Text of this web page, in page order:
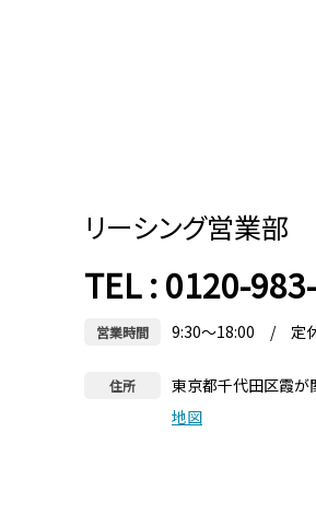
リーシング営業部
TEL : 0120-
営業時間 9:30～18:00 / 定休
住所
東京都千代田区霞
地図